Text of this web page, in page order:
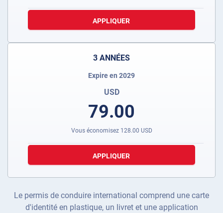
APPLIQUER
3 ANNÉES
Expire en 2029
USD
79.00
Vous économisez 128.00 USD
APPLIQUER
Le permis de conduire international comprend une carte
d'identité en plastique, un livret et une application